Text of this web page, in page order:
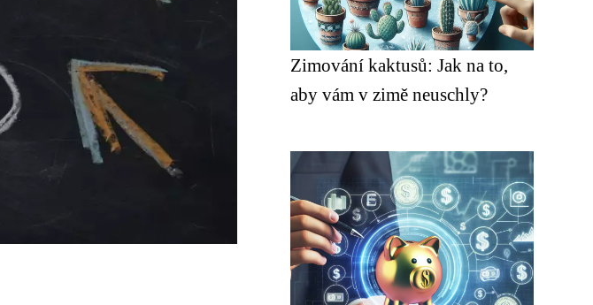
Zimování kaktusů: Jak na to,
aby vám v zimě neuschly?